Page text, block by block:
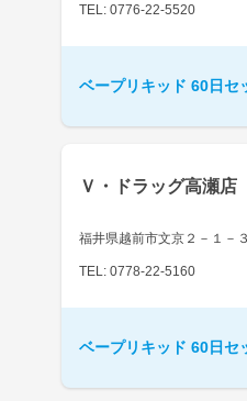
TEL: 0776-22-5520
ベープリキッド 60日セ
Ｖ・ドラッグ高瀬店
福井県越前市文京２－１－
TEL: 0778-22-5160
ベープリキッド 60日セ